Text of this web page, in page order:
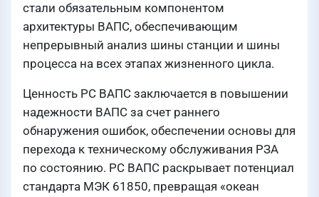
стали обязательным компонентом
архитектуры ВАПС, обеспечивающим
непрерывный анализ шины станции и шины
процесса на всех этапах жизненного цикла.
Ценность РС ВАПС заключается в повышении
надежности ВАПС за счет раннего
обнаружения ошибок, обеспечении основы для
перехода к техническому обслуживания РЗА
по состоянию. РС ВАПС раскрывает потенциал
стандарта МЭК 61850, превращая «океан